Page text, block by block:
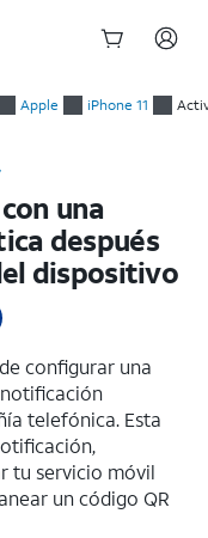
Apple iPhone 11
una
después
dispositivo
configurar una
telefónica. Esta
tu servicio móvil
un código QR